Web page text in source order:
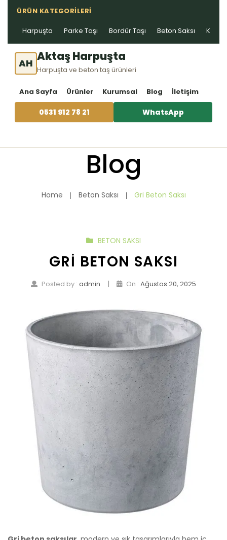
ÜRÜN KATEGORILERI
Harpuşta Parke Taşı Bordür Taşı Beton Saksı Kablo
AH Aktaş Harpuşta
Harpuşta ve beton taş ürünleri
Ana Sayfa Ürünler Kurumsal Blog İletişim
0531 912 78 21 WhatsApp
Blog
Home Beton Saksı Gri Beton Saksı
BETON SAKSI
GRI BETON SAKSI
Posted by : admin | On : Ağustos 20, 2025